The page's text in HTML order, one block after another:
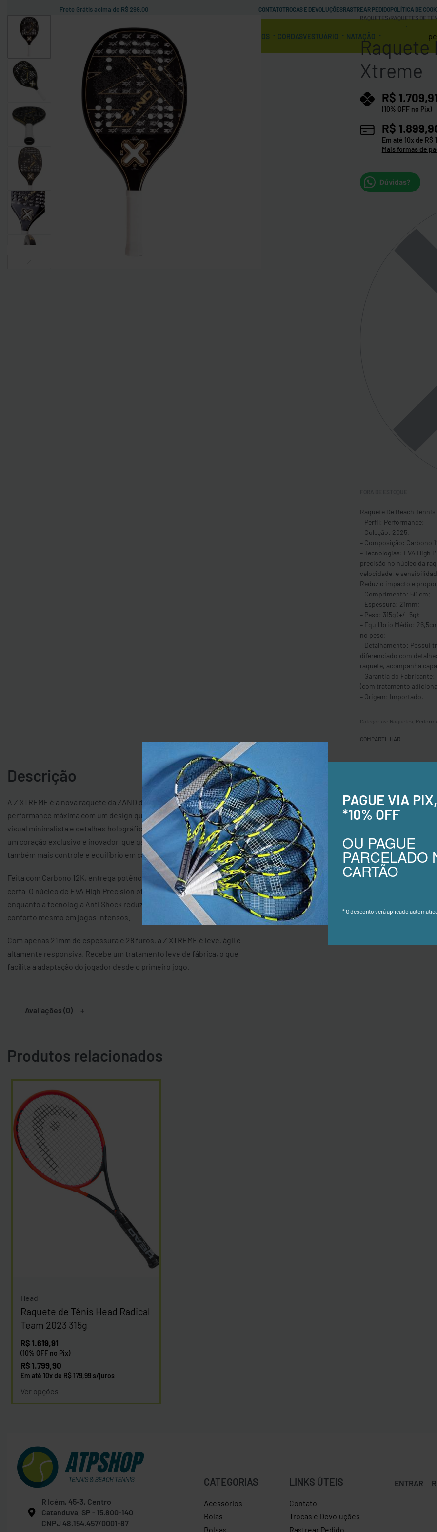
Frete Grátis acima de R$ 299,00
confira!
CONTATOTROCAS E DEVOLUÇÕESRASTREAR PEDIDOPOLÍTICA DE
RAQUETES BOLAS ACESSÓRIOS CALÇADOS CORDASVESTUÁRIO NATAÇÃO
RAQUETES›RAQUETES DE
Raquete
Xtreme
R$ 1.709,91
(10% OFF no Pix)
R$
Em até 10x de R$
Mais formas de
Dúvidas?
Raquete De Beach
– Perfil: Performance;
– Coleção: 2025;
– Composição: Carbono
– Tecnologias: EVA High
precisão no núcleo da
velocidade, e
Reduz o impacto e
– Comprimento: 50 cm;
– Espessura: 21mm;
– Peso: 315g (+/- 5g);
– Equilíbrio Médio:
no peso;
– Detalhamento: Possui
diferenciado com
raquete, acompanha
– Garantia do
(com tratamento
– Origem: Importado.
Categorias: Raquetes
COMPARTILHAR
Descrição
A Z XTREME é a nova raquete da ZAND desenvolvida para quem busca
performance máxima com um design que fala por si só. Com
visual minimalista e detalhes holográficos marcantes, ela carrega
um coração exclusivo e inovador, que garante não apenas estilo, mas
também mais controle e equilíbrio em cada batida.
Feita com Carbono 12K, entrega potência e estabilidade na medida
certa. O núcleo de EVA High Precision oferece precisão em cada golpe,
enquanto a tecnologia Anti Shock reduz o impacto e proporciona mais
conforto mesmo em jogos intensos.
Com apenas 21mm de espessura e 28 furos, a Z XTREME é leve, ágil e
altamente responsiva. Recebe um tratamento leve de fábrica, o que
facilita a adaptação do jogador desde o primeiro jogo.
Garantimos, aos nossos clientes, o prazo de sete
dias úteis para a realização de troca de produtos,
contatos a partir da data em que foi entregue a
compra. Acesse
informações…
Avaliações (0)
Produtos relacionados
Head
Raquete de Tênis Head Radical
Team 2023 315g
R$ 1.619,91
(10% OFF no Pix)
R$ 1.799,90
Em até 10x de R$ 179,99 s/juros
Ver opções
R Icém, 45-3, Centro
Catanduva, SP - 15.800-140
CNPJ 48.154.457/0001-87
CATEGORIAS
Acessórios
Bolas
Bolsas
LINKS ÚTEIS
Contato
Trocas e Devoluções
Rastrear Pedido
ENTRAR
PAGUE VIA
*10% OFF
OU PAGUE
PARCELADO
CARTÃO
* O desconto será aplicado